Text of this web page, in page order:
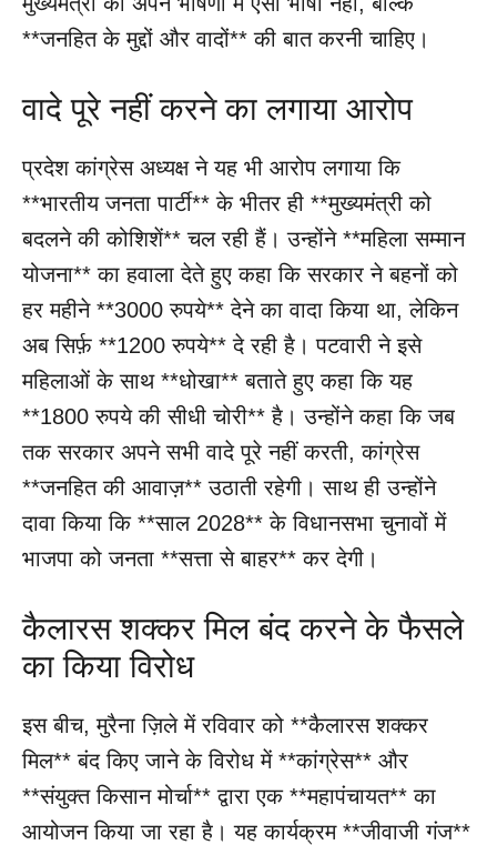
**जनहित के मुद्दों और वादों** की बात करनी चाहिए।
वादे पूरे नहीं करने का लगाया आरोप
प्रदेश कांग्रेस अध्यक्ष ने यह भी आरोप लगाया कि
**भारतीय जनता पार्टी** के भीतर ही **मुख्यमंत्री को
बदलने की कोशिशें** चल रही हैं। उन्होंने **महिला सम्मान
योजना** का हवाला देते हुए कहा कि सरकार ने बहनों को
हर महीने **3000 रुपये** देने का वादा किया था, लेकिन
अब सिर्फ़ **1200 रुपये** दे रही है। पटवारी ने इसे
महिलाओं के साथ **धोखा** बताते हुए कहा कि यह
**1800 रुपये की सीधी चोरी** है। उन्होंने कहा कि जब
तक सरकार अपने सभी वादे पूरे नहीं करती, कांग्रेस
**जनहित की आवाज़** उठाती रहेगी। साथ ही उन्होंने
दावा किया कि **साल 2028** के विधानसभा चुनावों में
भाजपा को जनता **सत्ता से बाहर** कर देगी।
कैलारस शक्कर मिल बंद करने के फैसले
का किया विरोध
इस बीच, मुरैना ज़िले में रविवार को **कैलारस शक्कर
मिल** बंद किए जाने के विरोध में **कांग्रेस** और
**संयुक्त किसान मोर्चा** द्वारा एक **महापंचायत** का
आयोजन किया जा रहा है। यह कार्यक्रम **जीवाजी गंज**